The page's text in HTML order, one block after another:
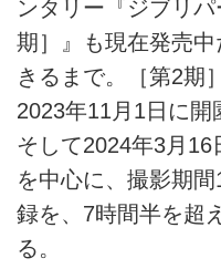
ンタリー『ジブリ
期］』も現在発売
きるまで。［第2期
2023年11月1日に開
そして2024年3月16
を中心に、撮影期
録を、7時間半を超
る。